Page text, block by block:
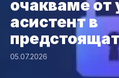
очакваме от
асистент в
05.07.2026